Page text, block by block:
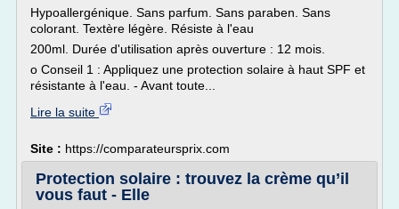
Hypoallergénique. Sans parfum. Sans paraben. Sans
colorant. Textère légère. Résiste à l'eau
200ml. Durée d'utilisation après ouverture : 12 mois.
o Conseil 1 : Appliquez une protection solaire à haut SPF et
résistante à l'eau. - Avant toute...
Lire la suite
Site : https://comparateursprix.com
Protection solaire : trouvez la crème qu’il
vous faut - Elle